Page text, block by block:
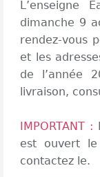
L’enseigne
dimanche 9
rendez-vous
et les
de l’année
livraison,
IMPORTANT :
est ouvert le
contactez le.